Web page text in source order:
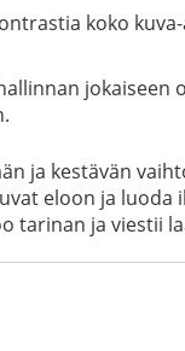
koko
ja kestävän
eloon ja
tarinan ja viestii